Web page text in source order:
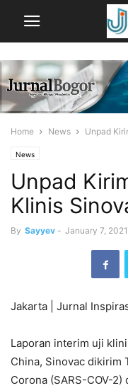
Home News Unpad
News
Unpad
Klinis
By Sayyev - January 7, 2021
Jakarta | Jurnal
Laporan interim uji
China, Sinovac dikirim
Corona (SARS-COV-